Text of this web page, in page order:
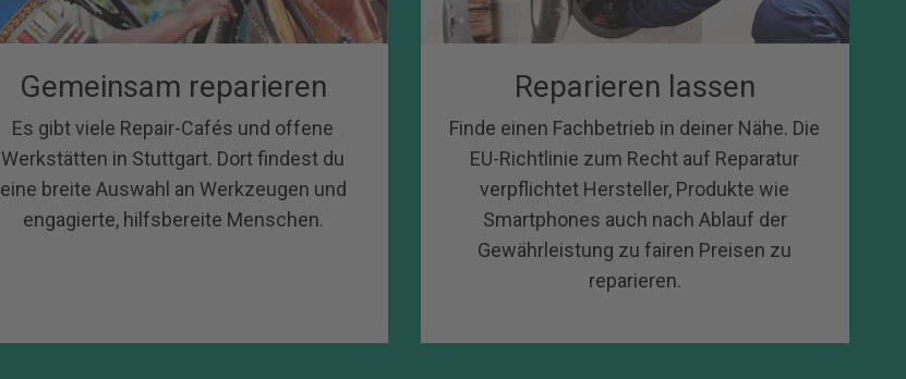
Gemeinsam reparieren
Es gibt viele Repair-Cafés und offene
Werkstätten in Stuttgart. Dort findest du
eine breite Auswahl an Werkzeugen und
engagierte, hilfsbereite Menschen.
Reparieren lassen
Finde einen Fachbetrieb in deiner Nähe. Die
EU-Richtlinie zum Recht auf Reparatur
verpflichtet Hersteller, Produkte wie
Smartphones auch nach Ablauf der
Gewährleistung zu fairen Preisen zu
reparieren.